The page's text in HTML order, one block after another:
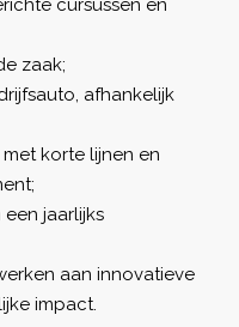
cursussen en
zaak;
afhankelijk
korte lijnen en
jaarlijks
aan innovatieve
impact.